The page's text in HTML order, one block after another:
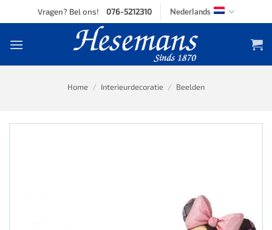
to
Vragen? Bel ons! 076-5212310 Nederlands
Home / Interieurdecoratie / Beelden